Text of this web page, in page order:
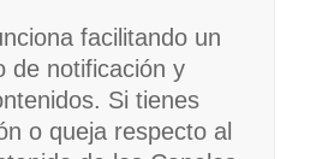
facilitando un
de notificación y
Si tienes
o queja respecto al